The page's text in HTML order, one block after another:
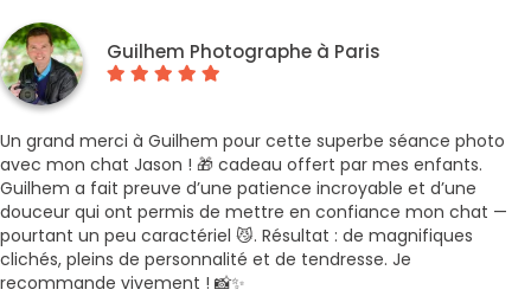
Guilhem Photographe à Paris
Un grand merci à Guilhem pour cette superbe séance photo
avec mon chat Jason ! 🎁 cadeau offert par mes enfants.
Guilhem a fait preuve d’une patience incroyable et d’une
douceur qui ont permis de mettre en confiance mon chat —
pourtant un peu caractériel 😼. Résultat : de magnifiques
clichés, pleins de personnalité et de tendresse. Je
recommande vivement ! 📸✨